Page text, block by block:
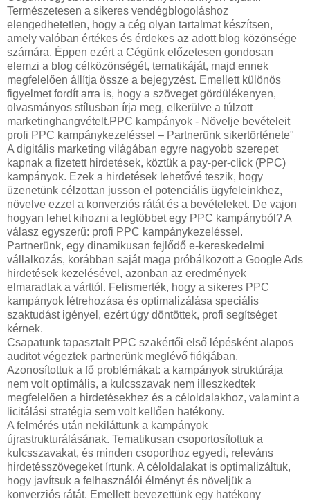
Természetesen a sikeres vendégblogoláshoz
elengedhetetlen, hogy a cég olyan tartalmat készítsen,
amely valóban értékes és érdekes az adott blog közönsége
számára. Éppen ezért a Cégünk előzetesen gondosan
elemzi a blog célközönségét, tematikáját, majd ennek
megfelelően állítja össze a bejegyzést. Emellett különös
figyelmet fordít arra is, hogy a szöveget gördülékenyen,
olvasmányos stílusban írja meg, elkerülve a túlzott
marketinghangvételt.PPC kampányok - Növelje bevételeit
profi PPC kampánykezeléssel – Partnerünk sikertörténete"
A digitális marketing világában egyre nagyobb szerepet
kapnak a fizetett hirdetések, köztük a pay-per-click (PPC)
kampányok. Ezek a hirdetések lehetővé teszik, hogy
üzenetünk célzottan jusson el potenciális ügyfeleinkhez,
növelve ezzel a konverziós rátát és a bevételeket. De vajon
hogyan lehet kihozni a legtöbbet egy PPC kampányból? A
válasz egyszerű: profi PPC kampánykezeléssel.
Partnerünk, egy dinamikusan fejlődő e-kereskedelmi
vállalkozás, korábban saját maga próbálkozott a Google Ads
hirdetések kezelésével, azonban az eredmények
elmaradtak a várttól. Felismerték, hogy a sikeres PPC
kampányok létrehozása és optimalizálása speciális
szaktudást igényel, ezért úgy döntöttek, profi segítséget
kérnek.
Csapatunk tapasztalt PPC szakértői első lépésként alapos
auditot végeztek partnerünk meglévő fiókjában.
Azonosítottuk a fő problémákat: a kampányok struktúrája
nem volt optimális, a kulcsszavak nem illeszkedtek
megfelelően a hirdetésekhez és a céloldalakhoz, valamint a
licitálási stratégia sem volt kellően hatékony.
A felmérés után nekiláttunk a kampányok
újrastrukturálásának. Tematikusan csoportosítottuk a
kulcsszavakat, és minden csoporthoz egyedi, releváns
hirdetésszövegeket írtunk. A céloldalakat is optimalizáltuk,
hogy javítsuk a felhasználói élményt és növeljük a
konverziós rátát. Emellett bevezettünk egy hatékony